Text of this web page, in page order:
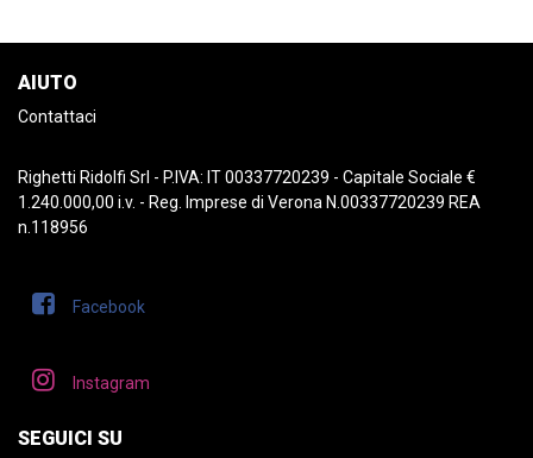
AIUTO
Contattaci
Righetti Ridolfi Srl - P.IVA: IT 00337720239 - Capitale Sociale €
1.240.000,00 i.v. - Reg. Imprese di Verona N.00337720239 REA
n.118956
Facebook
Instagram
SEGUICI SU